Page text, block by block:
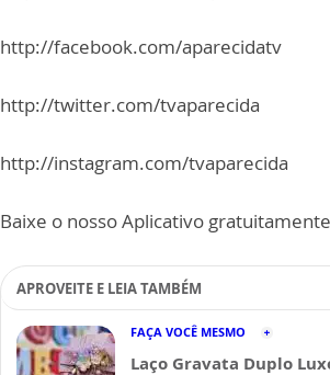
http://facebook.com/aparecidatv
http://twitter.com/tvaparecida
http://instagram.com/tvaparecida
Baixe o nosso Aplicativo
APROVEITE E LEIA TAMBÉM
FAÇA VOCÊ MESMO
Laço Gravata Duplo